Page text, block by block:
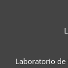
Laboratorio de